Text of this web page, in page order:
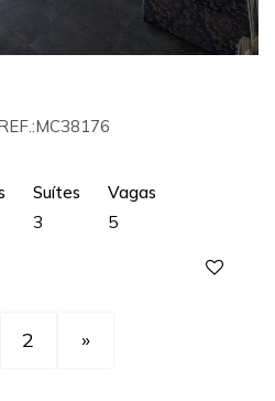
Suítes
3
Vagas
5
2 »